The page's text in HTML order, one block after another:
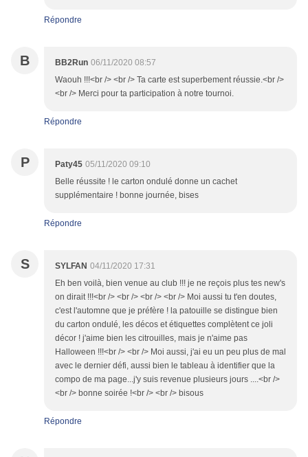
Répondre
B BB2Run 06/11/2020 08:57
Waouh !!!<br /> <br /> Ta carte est superbement réussie.<br />
<br /> Merci pour ta participation à notre tournoi.
Répondre
P Paty45 05/11/2020 09:10
Belle réussite ! le carton ondulé donne un cachet
supplémentaire ! bonne journée, bises
Répondre
S SYLFAN 04/11/2020 17:31
Eh ben voilà, bien venue au club !!! je ne reçois plus tes new's
on dirait !!!<br /> <br /> <br /> <br /> Moi aussi tu t'en doutes,
c'est l'automne que je préfère ! la patouille se distingue bien
du carton ondulé, les décos et étiquettes complètent ce joli
décor ! j'aime bien les citrouilles, mais je n'aime pas
Halloween !!!<br /> <br /> Moi aussi, j'ai eu un peu plus de mal
avec le dernier défi, aussi bien le tableau à identifier que la
compo de ma page...j'y suis revenue plusieurs jours ....<br />
<br /> bonne soirée !<br /> <br /> bisous
Répondre